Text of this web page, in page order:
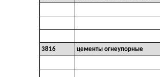
3816
цементы огнеупорные